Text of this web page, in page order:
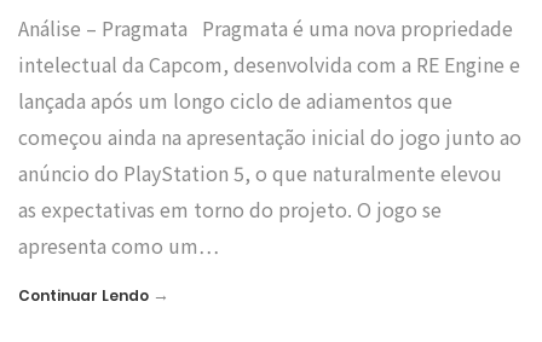
Análise – Pragmata Pragmata é uma nova propriedade
intelectual da Capcom, desenvolvida com a RE Engine e
lançada após um longo ciclo de adiamentos que
começou ainda na apresentação inicial do jogo junto ao
anúncio do PlayStation 5, o que naturalmente elevou
as expectativas em torno do projeto. O jogo se
apresenta como um…
Continuar Lendo →